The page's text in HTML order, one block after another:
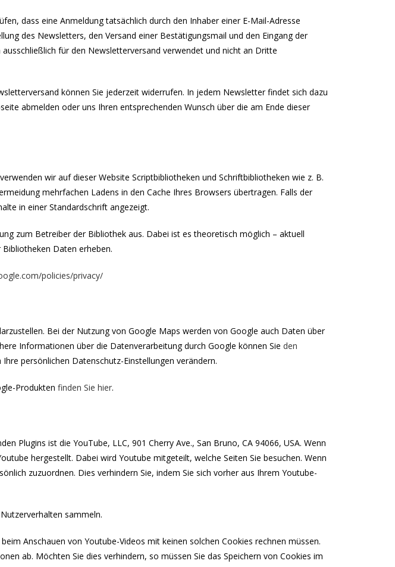
dass eine Anmeldung tatsächlich durch den Inhaber einer E-Mail-Adresse
des Newsletters, den Versand einer Bestätigungsmail und den Eingang der
für den Newsletterversand verwendet und nicht an Dritte
können Sie jederzeit widerrufen. In jedem Newsletter findet sich dazu
abmelden oder uns Ihren entsprechenden Wunsch über die am Ende dieser
wir auf dieser Website Scriptbibliotheken und Schriftbibliotheken wie z. B.
mehrfachen Ladens in den Cache Ihres Browsers übertragen. Falls der
in einer Standardschrift angezeigt.
zum Betreiber der Bibliothek aus. Dabei ist es theoretisch möglich – aktuell
Daten erheben.
policies/privacy/
Bei der Nutzung von Google Maps werden von Google auch Daten über
Informationen über die Datenverarbeitung durch Google können Sie den
persönlichen Datenschutz-Einstellungen verändern.
Produkten finden Sie hier.
Plugins ist die YouTube, LLC, 901 Cherry Ave., San Bruno, CA 94066, USA. Wenn
hergestellt. Dabei wird Youtube mitgeteilt, welche Seiten Sie besuchen. Wenn
zuzuordnen. Dies verhindern Sie, indem Sie sich vorher aus Ihrem Youtube-
sammeln.
Anschauen von Youtube-Videos mit keinen solchen Cookies rechnen müssen.
ab. Möchten Sie dies verhindern, so müssen Sie das Speichern von Cookies im